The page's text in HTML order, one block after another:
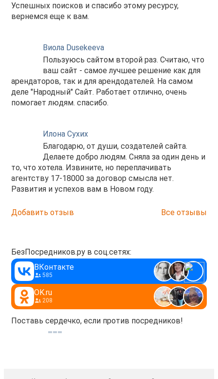
Успешных поисков и спасибо этому ресурсу,
вернемся еще к вам.
Виола Dusekeeva
Пользуюсь сайтом второй раз. Считаю, что
ваш сайт - самое лучшее решение как для
арендаторов, так и для арендодателей. На самом
деле "Народный" Сайт. Работает отлично, очень
помогает людям. спасибо.
Илона Сухих
Благодарю, от души, создателей сайта.
Делаете добро людям. Сняла за один день и
то, что хотела. Извините, но переплачивать
агентству 17-18000 за договор смысла нет.
Развития и успехов вам в Новом году.
Добавить отзыв Все отзывы
БезПосредников.ру в соц.сетях:
ВКонтакте
585
OK.ru
208
Поставь сердечко, если против посредников!